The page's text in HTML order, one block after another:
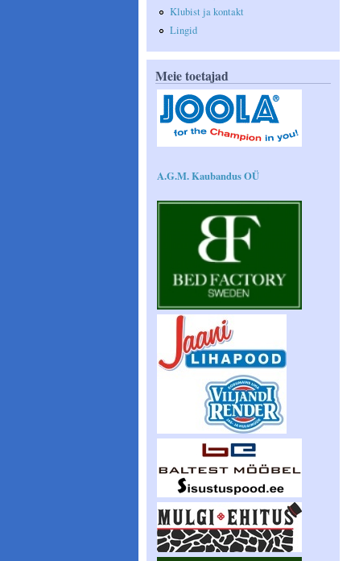
Klubist ja kontakt
Lingid
Meie toetajad
A.G.M. Kaubandus OÜ